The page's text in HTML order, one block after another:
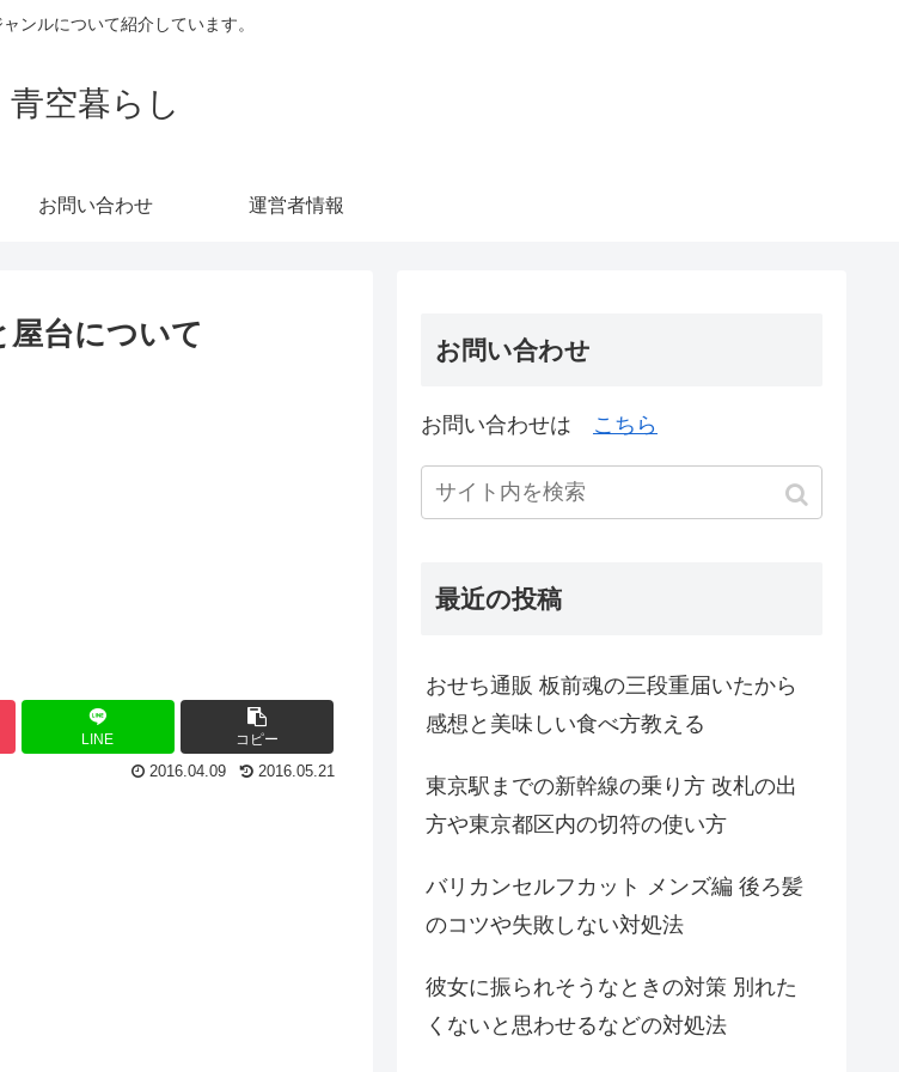
ンルについて紹介しています。
青空暮らし
お問い合わせ 運営者情報
屋台について
LINE
コピー
2016.05.21
2016.04.09
お問い合わせ
お問い合わせは こちら
最近の投稿
おせち通販 板前魂の三段重届いたから
感想と美味しい食べ方教える
東京駅までの新幹線の乗り方 改札の出
方や東京都区内の切符の使い方
バリカンセルフカット メンズ編 後ろ髪
のコツや失敗しない対処法
彼女に振られそうなときの対策 別れた
くないと思わせるなどの対処法